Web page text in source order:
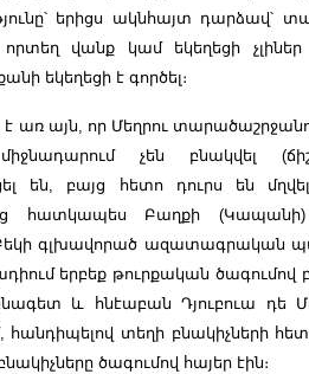
երիցս ակնհայտ դարձավ՝
վանք կամ եկեղեցի չլիներ
եկեղեցի է գործել։
առ այն, որ Մեղրու
չեն բնակվել
են, բայց հետո դուրս են
հատկապես Բաղքի (Կապանի)
գլխավորած ազատագրական
երբեք թուրքական ծագումով
և հնէաբան Դյուբուա դե
հանդիպելով տեղի բնակիչների
ծագումով հայեր էին։